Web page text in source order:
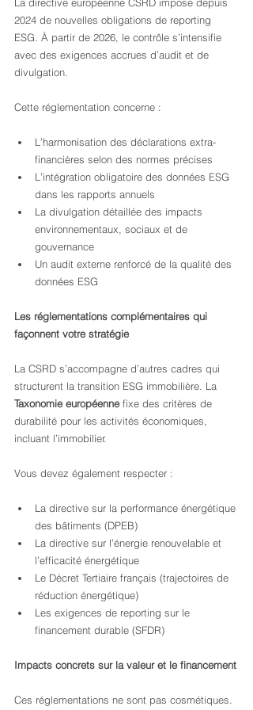
2024 de nouvelles obligations de reporting
ESG. À partir de 2026, le contrôle s’intensifie
avec des exigences accrues d’audit et de
divulgation.
Cette réglementation concerne :
L’harmonisation des déclarations extra-
financières selon des normes précises
L’intégration obligatoire des données ESG
dans les rapports annuels
La divulgation détaillée des impacts
environnementaux, sociaux et de
gouvernance
Un audit externe renforcé de la qualité des
données ESG
Les réglementations complémentaires qui
façonnent votre stratégie
La CSRD s’accompagne d’autres cadres qui
structurent la transition ESG immobilière. La
Taxonomie européenne fixe des critères de
durabilité pour les activités économiques,
incluant l’immobilier.
Vous devez également respecter :
La directive sur la performance énergétique
des bâtiments (DPEB)
La directive sur l’énergie renouvelable et
l’efficacité énergétique
Le Décret Tertiaire français (trajectoires de
réduction énergétique)
Les exigences de reporting sur le
financement durable (SFDR)
Impacts concrets sur la valeur et le financement
Ces réglementations ne sont pas cosmétiques.